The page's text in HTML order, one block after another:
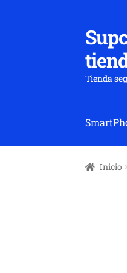
Ir
a
la
Ir
al
Tienda
Inicio